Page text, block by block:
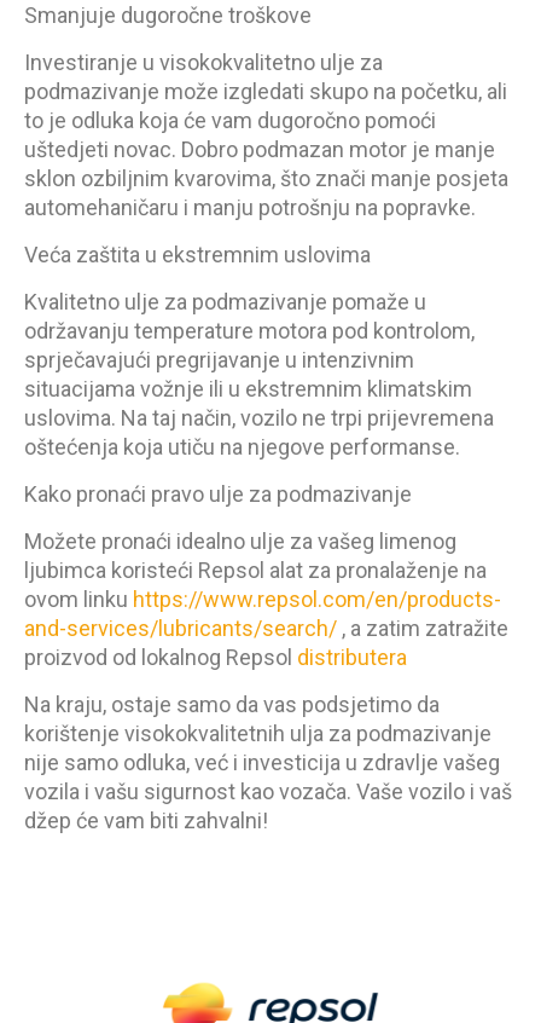
Smanjuje dugoročne troškove
Investiranje u visokokvalitetno ulje za
podmazivanje može izgledati skupo na početku, ali
to je odluka koja će vam dugoročno pomoći
uštedjeti novac. Dobro podmazan motor je manje
sklon ozbiljnim kvarovima, što znači manje posjeta
automehaničaru i manju potrošnju na popravke.
Veća zaštita u ekstremnim uslovima
Kvalitetno ulje za podmazivanje pomaže u
održavanju temperature motora pod kontrolom,
sprječavajući pregrijavanje u intenzivnim
situacijama vožnje ili u ekstremnim klimatskim
uslovima. Na taj način, vozilo ne trpi prijevremena
oštećenja koja utiču na njegove performanse.
Kako pronaći pravo ulje za podmazivanje
Možete pronaći idealno ulje za vašeg limenog
ljubimca koristeći Repsol alat za pronalaženje na
ovom linku https://www.repsol.com/en/products-
and-services/lubricants/search/ , a zatim zatražite
proizvod od lokalnog Repsol distributera
Na kraju, ostaje samo da vas podsjetimo da
korištenje visokokvalitetnih ulja za podmazivanje
nije samo odluka, već i investicija u zdravlje vašeg
vozila i vašu sigurnost kao vozača. Vaše vozilo i vaš
džep će vam biti zahvalni!